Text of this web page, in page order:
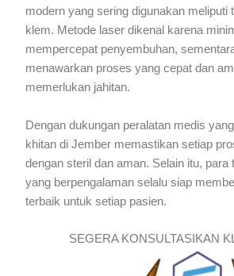
modern yang sering digunakan meliputi
klem. Metode laser dikenal karena
mempercepat penyembuhan,
menawarkan proses yang cepat dan
memerlukan jahitan.
Dengan dukungan peralatan medis
khitan di Jember memastikan setiap
dengan steril dan aman. Selain itu, para
yang berpengalaman selalu siap
terbaik untuk setiap pasien.
SEGERA KONSULTASIKAN